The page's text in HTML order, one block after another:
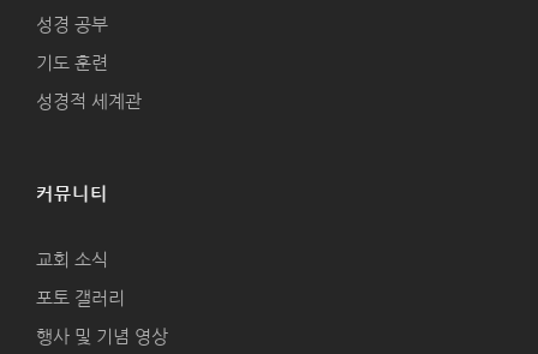
성경 공부
기도 훈련
성경적 세계관
커뮤니티
교회 소식
포토 갤러리
행사 및 기념 영상